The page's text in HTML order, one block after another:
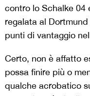
contro lo Schalke 04
regalata al
punti di vantaggio
Certo, non è affatto
possa finire più o
qualche acrobatico